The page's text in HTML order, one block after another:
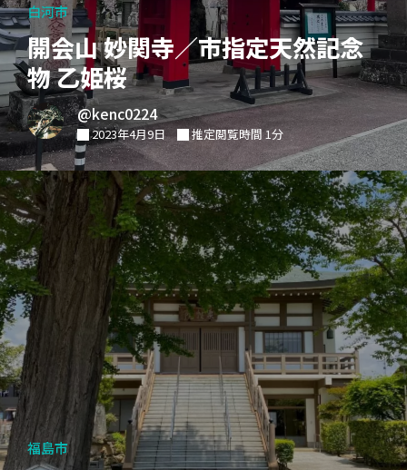
白河市
開会山 妙関寺／市指定天然記念
物 乙姫桜
@kenc0224
2023年4月9日 推定閲覧時間 1分
福島市